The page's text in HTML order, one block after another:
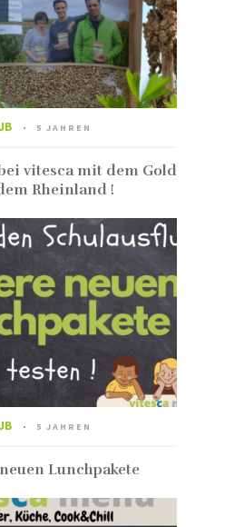
5 JAHREN
vitesca mit dem Gold
Rheinland !
5 JAHREN
Lunchpakete